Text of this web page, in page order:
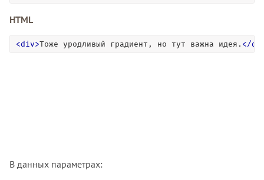
HTML
<div>Тоже уродливый градиент, но тут важна идея. </
В данных параметрах: